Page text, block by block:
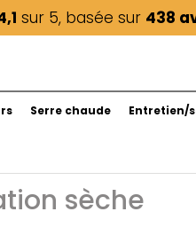
sur 5, basée sur 438
Serre chaude Entretien/
sèche